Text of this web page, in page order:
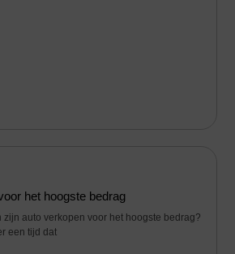
het hoogste bedrag
zijn auto verkopen voor het hoogste bedrag?
een tijd dat